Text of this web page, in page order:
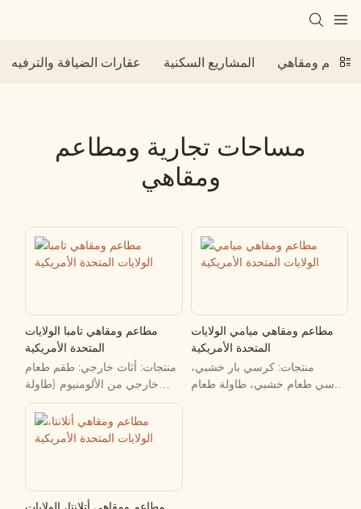
عقارات الضيافة والترفيه المشاريع السكنية ومقاهي
مساحات تجارية ومطاعم
ومقاهي
مطاعم ومقاهي تامبا الولايات
المتحدة الأمريكية
منتجات: أثاث خارجي: طقم طعام
خارجي من الألومنيوم (طاولة
طعام وكرسي)، مظلة. أثاث
تجاري: كرسي جلدي فاخر مصمم
حسب الطلب، طاولة رخامية،
مطاعم ومقاهي ميامي الولايات
المتحدة الأمريكية
منتجات: كرسي بار خشبي،
كرسي طعام خشبي، طاولة طعام